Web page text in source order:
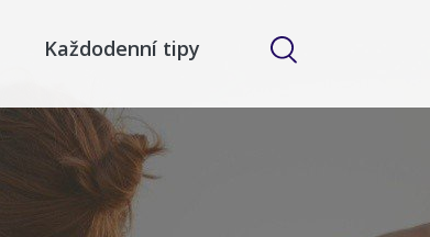
Každodenní tipy